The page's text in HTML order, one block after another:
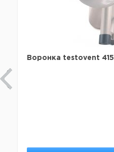
Воронка testovent 415